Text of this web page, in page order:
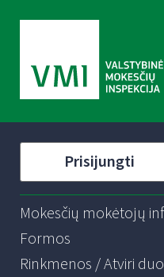
Prisijungti
Mokesčių mokėtojų
Formos
Rinkmenos / Atviri